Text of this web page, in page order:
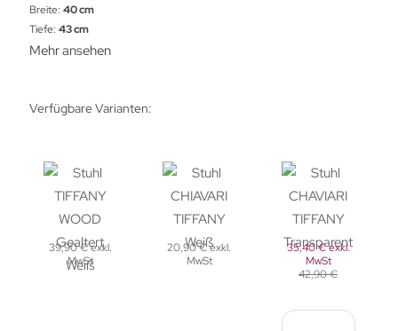
Breite: 40 cm
Tiefe: 43 cm
Mehr ansehen
Verfügbare Varianten:
39,90 € exkl.
MwSt
20,90 € exkl.
MwSt
35,40 € exkl.
MwSt
42,90 €